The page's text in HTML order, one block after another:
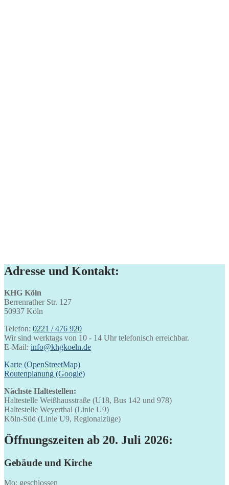
Adresse und Kontakt:
KHG Köln
Berrenrather Str. 127
50937 Köln
Telefon: 0221 / 476 920
Wir sind werktags von 10 - 14 Uhr telefonisch erreichbar.
E-Mail: info@khgkoeln.de
Karte (OpenStreetMap)
Routenplanung (Google)
Nächste Haltestellen:
Haltestelle Weißhausstraße (U18, Bus 142 und 978)
Haltestelle Weyerthal (Linie U9)
Köln-Süd (Linie U9, Regionalzüge)
Öffnungszeiten ab 20. Juli 2026:
Gebäude und Kirche
Mo: geschlossen